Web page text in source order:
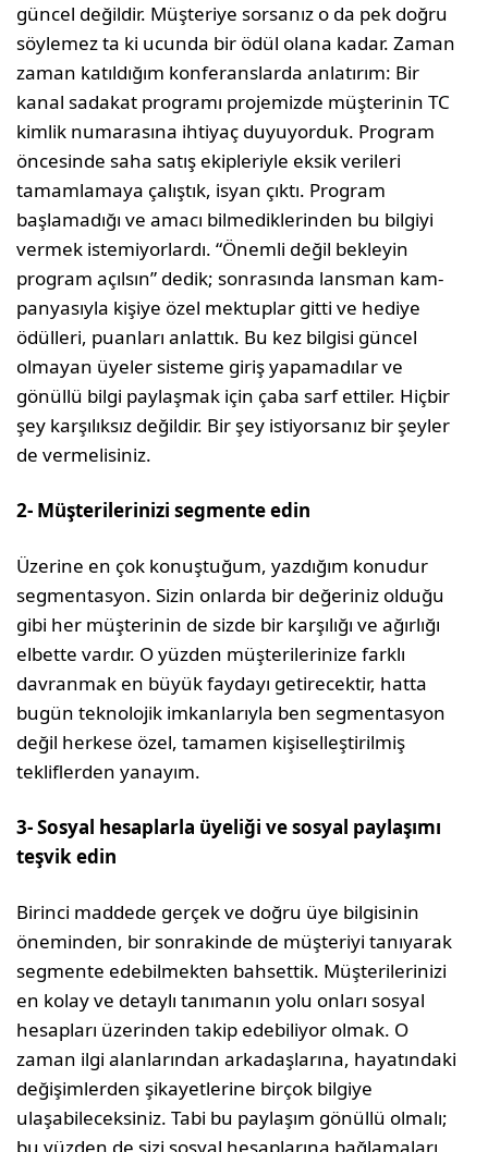
güncel değildir. Müşteriye sorsanız o da pek doğru
söylemez ta ki ucunda bir ödül olana kadar. Zaman
zaman katıldığım konferanslarda anlatırım: Bir
kanal sada­kat programı projemizde müşterinin TC
kimlik numarasına ihtiyaç duyuyorduk. Program
öncesinde saha satış ekipleriyle eksik verileri
tamamlamaya çalıştık, isyan çıktı. Program
başlamadığı ve amacı bil­mediklerinden bu bilgiyi
vermek istemi­yorlardı. “Önemli değil bekleyin
program açılsın” dedik; sonrasında lansman kam­
panyasıyla kişiye özel mektuplar gitti ve hediye
ödülleri, puanları anlattık. Bu kez bilgisi güncel
olmayan üyeler sisteme giriş yapamadılar ve
gönüllü bilgi paylaşmak için çaba sarf ettiler. Hiçbir
şey karşılıksız değildir. Bir şey istiyorsanız bir şeyler
de vermelisiniz.
2- Müşterilerinizi segmente edin
Üzerine en çok konuştuğum, yazdığım ko­nudur
segmentasyon. Sizin onlarda bir de­ğeriniz olduğu
gibi her müşterinin de siz­de bir karşılığı ve ağırlığı
elbette vardır. O yüzden müşterilerinize farklı
davranmak en büyük faydayı getirecektir, hatta
bugün teknolojik imkanlarıyla ben segmentasyon
değil herkese özel, tamamen kişiselleştiril­miş
tekliflerden yanayım.
3- Sosyal hesaplarla üyeliği ve sosyal paylaşımı
teşvik edin
Birinci maddede gerçek ve doğru üye bilgi­sinin
öneminden, bir sonrakinde de müşte­riyi tanıyarak
segmente edebilmekten bah­settik. Müşterilerinizi
en kolay ve detaylı tanımanın yolu onları sosyal
hesapları üze­rinden takip edebiliyor olmak. O
zaman ilgi alanlarından arkadaşlarına, hayatındaki
değişimlerden şikayetlerine birçok bilgiye
ulaşabileceksiniz. Tabi bu paylaşım gönül­lü olmalı;